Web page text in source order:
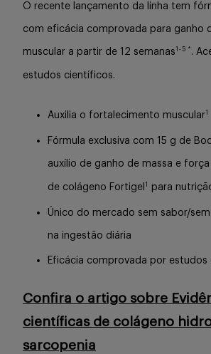
O recente lançamento da linha tem
com eficácia comprovada para ganho
muscular a partir de 12 semanas 1 - 5 * .
estudos científicos.
Auxilia o fortalecimento muscular1
Fórmula exclusiva com 15 g de
auxílio de ganho de massa e
de colágeno Fortigel 1 para
Único do mercado sem sabor/
na ingestão diária
Eficácia comprovada por estudos
Confira o artigo sobre
científicas de colágeno
sarcopenia